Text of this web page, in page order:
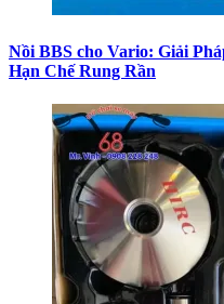
Nồi BBS cho Vario: Giải
Hạn Chế Rung Rần